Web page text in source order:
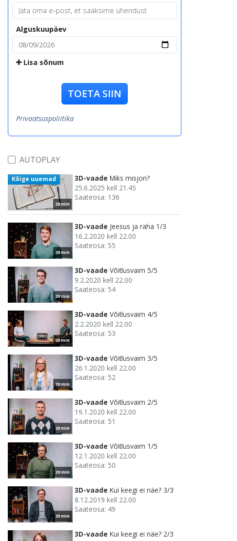
Alguskuupäev
Lisa sõnum
TOETA SIIN
Privaatsuspoliitika
AUTOPLAY
20 min
Kõige uuemad 3D-vaade Miks misjon?
25.6.2025 kell 21.45
Saateosa: 136
20 min
3D-vaade Jeesus ja raha 1/3
16.2.2020 kell 22.00
Saateosa: 55
20 min
3D-vaade Võitlusvaim 5/5
9.2.2020 kell 22.00
Saateosa: 54
20 min
3D-vaade Võitlusvaim 4/5
2.2.2020 kell 22.00
Saateosa: 53
20 min
3D-vaade Võitlusvaim 3/5
26.1.2020 kell 22.00
Saateosa: 52
20 min
3D-vaade Võitlusvaim 2/5
19.1.2020 kell 22.00
Saateosa: 51
20 min
3D-vaade Võitlusvaim 1/5
12.1.2020 kell 22.00
Saateosa: 50
20 min
3D-vaade Kui keegi ei näe? 3/3
8.12.2019 kell 22.00
Saateosa: 49
3D-vaade Kui keegi ei näe? 2/3